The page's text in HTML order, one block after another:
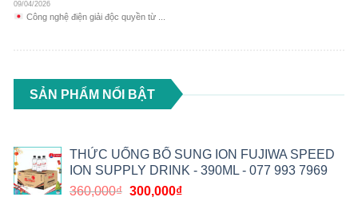
09/04/2026
Công nghệ điện giải độc quyền từ ...
SẢN PHẨM NỔI BẬT
THỨC UỐNG BỔ SUNG ION FUJIWA SPEED
ION SUPPLY DRINK - 390ML - 077 993 7969
360,000₫ 300,000₫